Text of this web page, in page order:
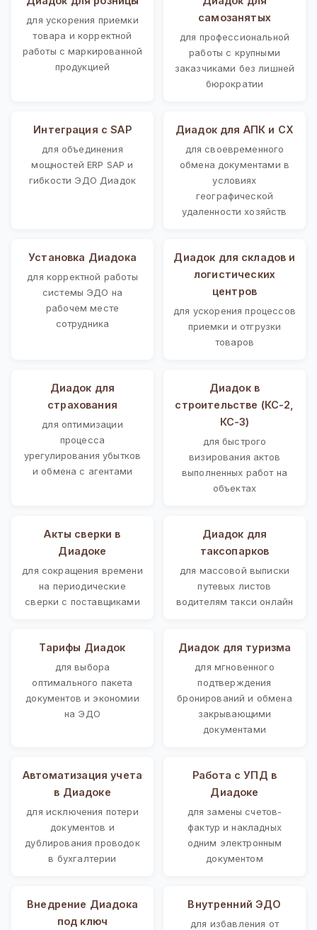
для ускорения приемки
товара и корректной
работы с маркированной
продукцией
самозанятых
для профессиональной
работы с крупными
заказчиками без лишней
бюрократии
Интеграция с SAP
для объединения
мощностей ERP SAP и
гибкости ЭДО Диадок
Диадок для АПК и СХ
для своевременного
обмена документами в
условиях
географической
удаленности хозяйств
Установка Диадока
для корректной работы
системы ЭДО на
рабочем месте
сотрудника
Диадок для складов и
логистических
центров
для ускорения процессов
приемки и отгрузки
товаров
Диадок для
страхования
для оптимизации
процесса
урегулирования убытков
и обмена с агентами
Диадок в
строительстве (КС-2,
КС-3)
для быстрого
визирования актов
выполненных работ на
объектах
Акты сверки в
Диадоке
для сокращения времени
на периодические
сверки с поставщиками
Диадок для
таксопарков
для массовой выписки
путевых листов
водителям такси онлайн
Тарифы Диадок
для выбора
оптимального пакета
документов и экономии
на ЭДО
Диадок для туризма
для мгновенного
подтверждения
бронирований и обмена
закрывающими
документами
Автоматизация учета
в Диадоке
для исключения потери
документов и
дублирования проводок
в бухгалтерии
Работа с УПД в
Диадоке
для замены счетов-
фактур и накладных
одним электронным
документом
Внедрение Диадока
под ключ
Внутренний ЭДО
для избавления от